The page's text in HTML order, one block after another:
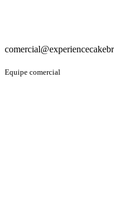
Equipe comercial